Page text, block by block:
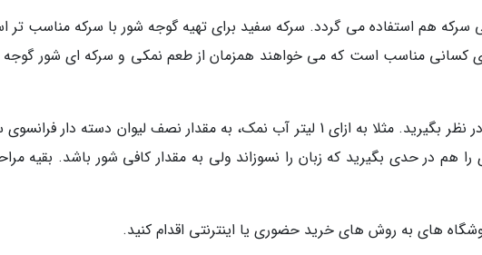
سرکه هم استفاده می گردد. سرکه سفید برای تهیه گوجه شور با سرکه مناسب تر
کسانی مناسب است که می خواهند همزمان از طعم نمکی و سرکه ای شور
در این صورت باید مقدار نمک را کمتر در نظر بگیرید. مثلا به ازای 1 لیتر آب نمک، به مقدار نصف لیوان دسته دار
هم در حدی بگیرید که زبان را نسوزاند ولی به مقدار کافی شور باشد. بقیه
های به روش های خرید حضوری یا اینترنتی اقدام کنید.